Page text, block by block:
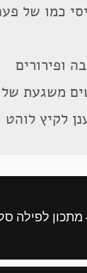
כמו של
ופירורים
משגעת של
לקיץ לוהט
מתכון לפילה